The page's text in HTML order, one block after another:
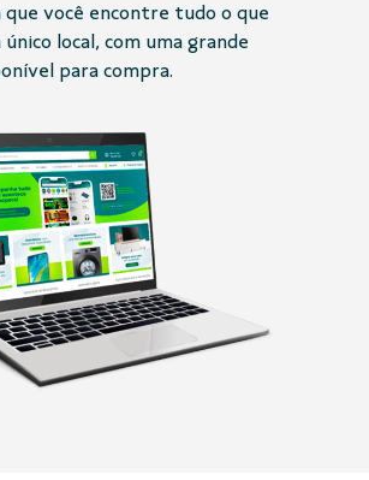
que você encontre tudo o que
local, com uma grande
para compra.